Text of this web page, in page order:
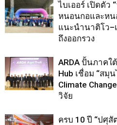
ไบเออร์ เปิดตัว
หนอนกอและห
แนะนำนาติโว–
ถึงออกรวง
ARDA ปั้นภาคใ
Hub เชื่อม “สมุ
Climate
วิจัย
ครบ 10 ปี “ปศุสั